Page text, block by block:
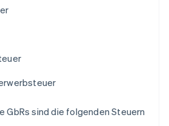
GbRs sind die folgenden Steuern